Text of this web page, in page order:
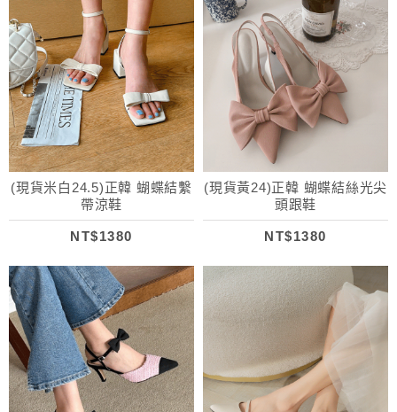
(現貨米白24.5)正韓 蝴蝶結繫
帶涼鞋
NT$1380
(現貨黃24)正韓 蝴蝶結絲光尖
頭跟鞋
NT$1380